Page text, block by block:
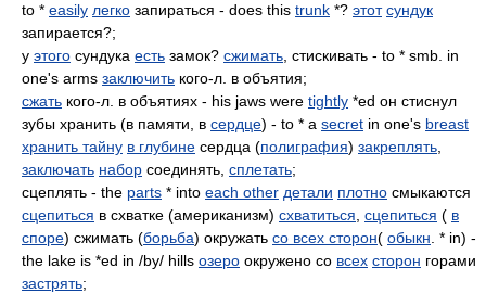
to * easily легко запираться - does this trunk *? этот сундук
запирается?;
у этого сундука есть замок? сжимать , стискивать - to * smb. in
one's arms заключить кого-л. в объятия;
сжать кого-л. в объятиях - his jaws were tightly *ed он стиснул
зубы хранить (в памяти, в сердце) - to * a secret in one's breast
хранить тайну в глубине сердца (полиграфия) закреплять
заключать набор соединять, сплетать;
сцеплять - the parts * into each other детали плотно смыкаются
сцепиться в схватке (американизм) схватиться сцепиться ( в
споре) сжимать (борьба) окружать со всех сторон( обыкн . * in) -
the lake is *ed in /by/ hills озеро окружено со всех сторон горами
застрять;